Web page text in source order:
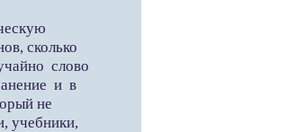
сколько
слово
и в
не
учебники,